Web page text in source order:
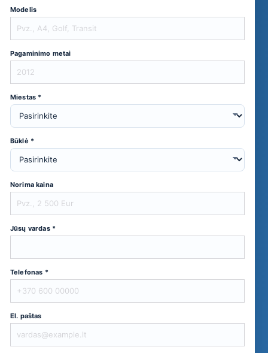
Modelis
Pagaminimo metai
Miestas *
Būklė *
Norima kaina
Jūsų vardas *
Telefonas *
El. paštas